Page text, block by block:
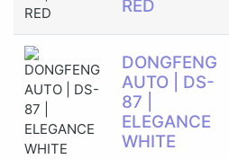
RED
DONGFENG
AUTO | DS-
87 |
ELEGANCE
WHITE